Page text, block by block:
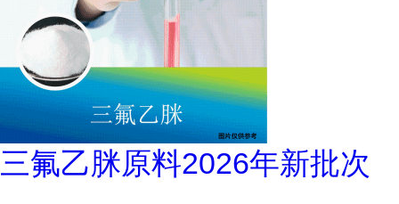
三氟乙脒原料2026年新批次